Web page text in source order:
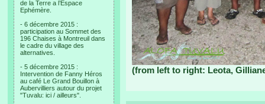
de la Terre a l’Espace
Ephémère.
- 6 décembre 2015 :
participation au Sommet des
196 Chaises à Montreuil dans
le cadre du village des
alternatives.
- 5 décembre 2015 :
Intervention de Fanny Héros
au café Le Grand Bouillon à
Aubervilliers autour du projet
"Tuvalu: ici / ailleurs".
(from left to right: Leota,